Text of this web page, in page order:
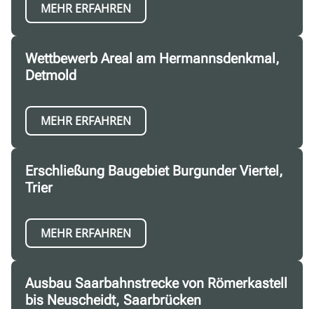
MEHR ERFAHREN
Wettbewerb Areal am Hermannsdenkmal,
Detmold
MEHR ERFAHREN
Erschließung Baugebiet Burgunder Viertel,
Trier
MEHR ERFAHREN
Ausbau Saarbahnstrecke von Römerkastell
bis Neuscheidt, Saarbrücken